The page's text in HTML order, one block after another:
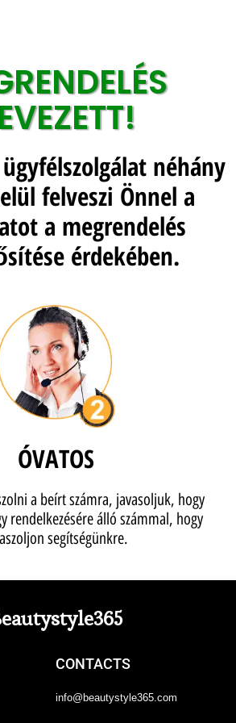
néhány
felveszi Önnel a
a megrendelés
érdekében.
ÓVATOS
a beírt számra, javasoljuk, hogy
rendelkezésére álló számmal, hogy
segítségünkre.
CONTACTS
info@beautystyle365.com